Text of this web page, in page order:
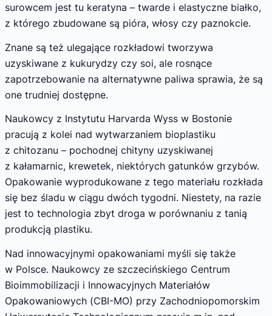
surowcem jest tu keratyna – twarde i elastyczne białko,
z którego zbudowane są pióra, włosy czy paznokcie.
Znane są też ulegające rozkładowi tworzywa
uzyskiwane z kukurydzy czy soi, ale rosnące
zapotrzebowanie na alternatywne paliwa sprawia, że są
one trudniej dostępne.
Naukowcy z Instytutu Harvarda Wyss w Bostonie
pracują z kolei nad wytwarzaniem bioplastiku
z chitozanu – pochodnej chityny uzyskiwanej
z kałamarnic, krewetek, niektórych gatunków grzybów.
Opakowanie wyprodukowane z tego materiału rozkłada
się bez śladu w ciągu dwóch tygodni. Niestety, na razie
jest to technologia zbyt droga w porównaniu z tanią
produkcją plastiku.
Nad innowacyjnymi opakowaniami myśli się także
w Polsce. Naukowcy ze szczecińskiego Centrum
Bioimmobilizacji i Innowacyjnych Materiałów
Opakowaniowych (CBI-MO) przy Zachodniopomorskim